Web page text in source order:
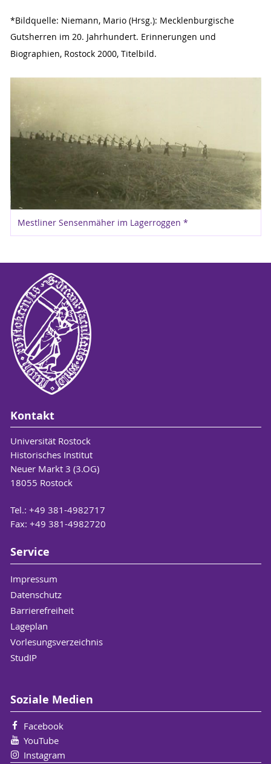
*Bildquelle: Niemann, Mario (Hrsg.): Mecklenburgische
Gutsherren im 20. Jahrhundert. Erinnerungen und
Biographien, Rostock 2000, Titelbild.
Mestliner Sensenmäher im Lagerroggen *
Kontakt
Universität Rostock
Historisches Institut
Neuer Markt 3 (3.OG)
18055 Rostock
Tel.: +49 381-4982717
Fax: +49 381-4982720
Service
Impressum
Datenschutz
Barrierefreiheit
Lageplan
Vorlesungsverzeichnis
StudIP
Soziale Medien
Facebook
YouTube
Instagram